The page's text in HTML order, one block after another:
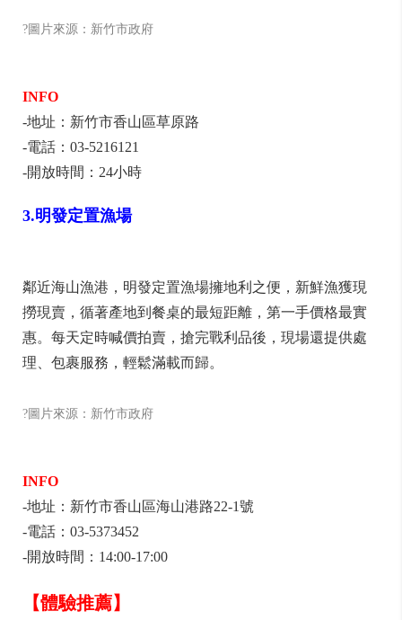
?圖片來源：新竹市政府
INFO
-地址：新竹市香山區草原路
-電話：03-5216121
-開放時間：24小時
3.明發定置漁場
鄰近海山漁港，明發定置漁場擁地利之便，新鮮漁獲現
撈現賣，循著產地到餐桌的最短距離，第一手價格最實
惠。每天定時喊價拍賣，搶完戰利品後，現場還提供處
理、包裹服務，輕鬆滿載而歸。
?圖片來源：新竹市政府
INFO
-地址：新竹市香山區海山港路22-1號
-電話：03-5373452
-開放時間：14:00-17:00
【體驗推薦】